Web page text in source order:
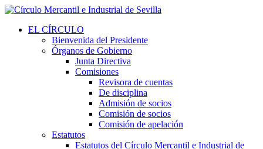
EL CÍRCULO
Bienvenida del Presidente
Órganos de Gobierno
Junta Directiva
Comisiones
Revisora de cuentas
De disciplina
Admisión de socios
Comisión de socios
Comisión de apelación
Estatutos
Estatutos del Círculo Mercantil e Industrial de